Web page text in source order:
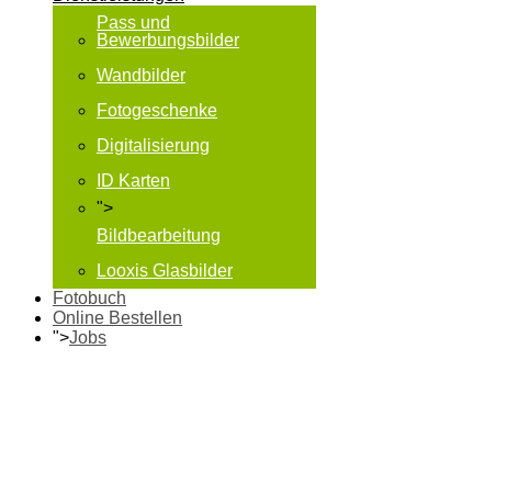
Pass und
Bewerbungsbilder
Wandbilder
Fotogeschenke
Digitalisierung
ID Karten
">
Bildbearbeitung
Looxis Glasbilder
Fotobuch
Online Bestellen
">Jobs